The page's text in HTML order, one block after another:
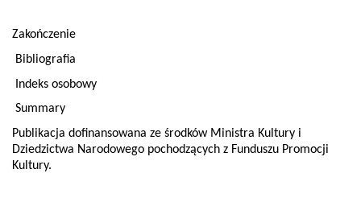
Zakończenie
Bibliografia
Indeks osobowy
Summary
Publikacja dofinansowana ze środków Ministra Kultury i
Dziedzictwa Narodowego pochodzących z Funduszu Promocji
Kultury.